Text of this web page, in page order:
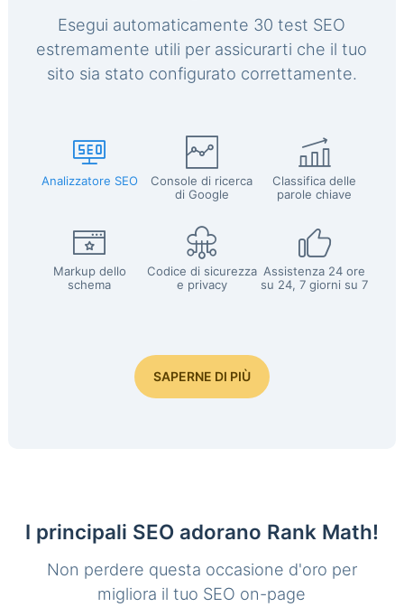
Esegui automaticamente 30 test SEO
estremamente utili per assicurarti che il tuo
sito sia stato configurato correttamente.
Analizzatore SEO
Console di ricerca
di Google
Classifica delle
parole chiave
Markup dello
schema
Codice di sicurezza
e privacy
Assistenza 24 ore
su 24, 7 giorni su 7
SAPERNE DI PIÙ
I principali SEO adorano Rank Math!
Non perdere questa occasione d'oro per
migliora il tuo SEO on-page